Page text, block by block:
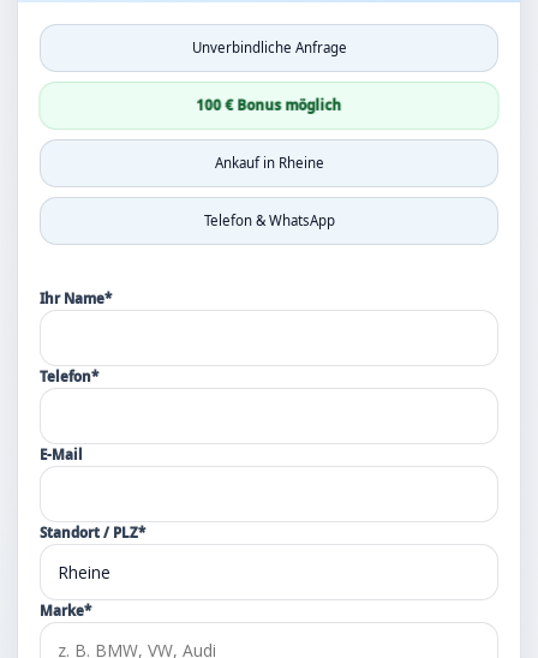
Unverbindliche Anfrage
100 € Bonus möglich
Ankauf in Rheine
Telefon & WhatsApp
Ihr Name*
Telefon*
E-Mail
Standort / PLZ*
Marke*